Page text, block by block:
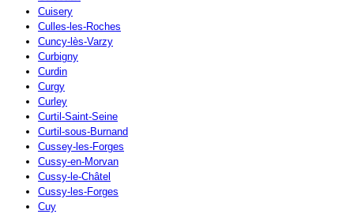
Cuisery
Culles-les-Roches
Cuncy-lès-Varzy
Curbigny
Curdin
Curgy
Curley
Curtil-Saint-Seine
Curtil-sous-Burnand
Cussey-les-Forges
Cussy-en-Morvan
Cussy-le-Châtel
Cussy-les-Forges
Cuy